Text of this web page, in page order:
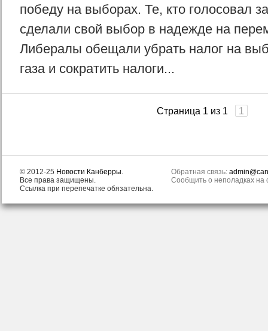
победу на выборах. Те, кто голосовал
сделали свой выбор в надежде на
Либералы обещали убрать налог на
газа и сократить налоги...
Страница 1 из 1 1
© 2012-25 Новости Канберры.
Все права защищены.
Ссылка при перепечатке обязательна.
Обратная связь:
Сообщить о неполадках на